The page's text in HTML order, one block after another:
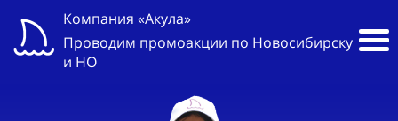
Компания «Акула»
Проводим промоакции по Новосибирску
и НО